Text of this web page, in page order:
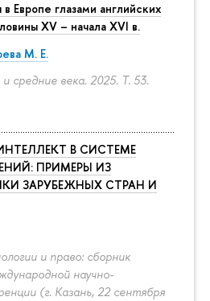
Европе глазами английских
XV – начала XVI в.
М. Е.
средние века. 2025. Т. 53.
В СИСТЕМЕ
ПРИМЕРЫ ИЗ
ЗАРУБЕЖНЫХ СТРАН И
и право: сборник
научно-
(г. Казань, 22 сентября